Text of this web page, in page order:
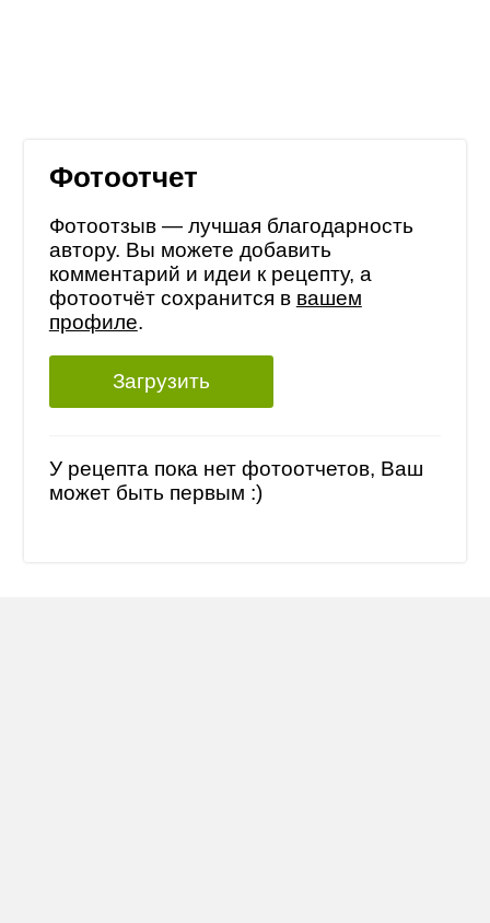
Фотоотчет
Фотоотзыв — лучшая благодарность
автору. Вы можете добавить
комментарий и идеи к рецепту, а
фотоотчёт сохранится в вашем
профиле.
Загрузить
У рецепта пока нет фотоотчетов, Ваш
может быть первым :)